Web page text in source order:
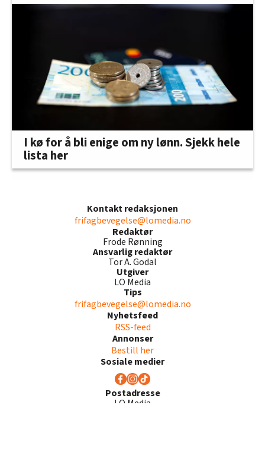
I kø for å bli enige om ny lønn. Sjekk hele
lista her
Kontakt redaksjonen
frifagbevegelse@lomedia.no
Redaktør
Frode Rønning
Ansvarlig redaktør
Tor A. Godal
Utgiver
LO Media
Tips
frifagbevegelse@lomedia.no
Nyhetsfeed
RSS-feed
Annonser
Bestill her
Sosiale medier
Postadresse
LO Media